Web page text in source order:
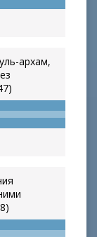
архам,